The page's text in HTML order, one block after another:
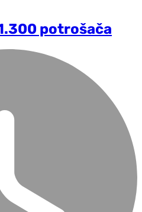
potrošača